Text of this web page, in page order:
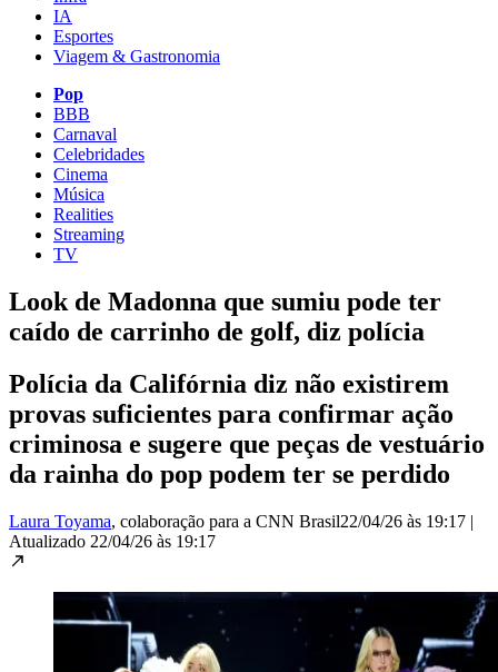
IA
Esportes
Viagem & Gastronomia
Pop
BBB
Carnaval
Celebridades
Cinema
Música
Realities
Streaming
TV
Look de Madonna que sumiu pode ter
caído de carrinho de golf, diz polícia
Polícia da Califórnia diz não existirem
provas suficientes para confirmar ação
criminosa e sugere que peças de vestuário
da rainha do pop podem ter se perdido
Laura Toyama, colaboração para a CNN Brasil22/04/26 às 19:17 |
Atualizado 22/04/26 às 19:17